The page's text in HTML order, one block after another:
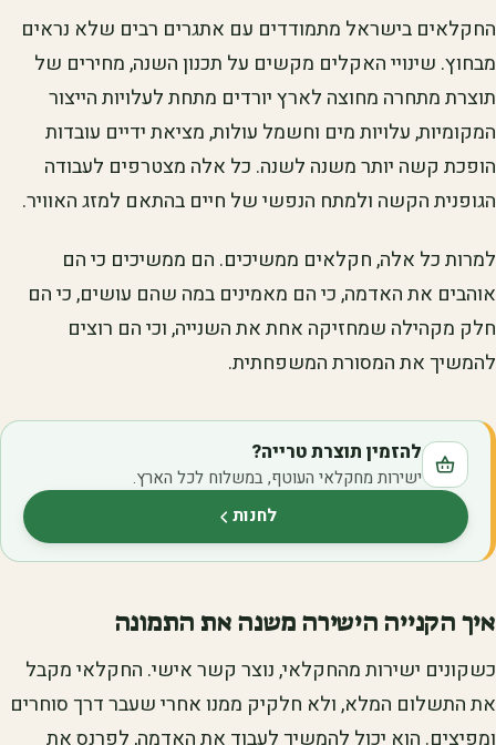
החקלאים בישראל מתמודדים עם אתגרים רבים שלא נראים
מבחוץ. שינויי האקלים מקשים על תכנון השנה, מחירים של
תוצרת מתחרה מחוצה לארץ יורדים מתחת לעלויות הייצור
המקומיות, עלויות מים וחשמל עולות, מציאת ידיים עובדות
הופכת קשה יותר משנה לשנה. כל אלה מצטרפים לעבודה
הגופנית הקשה ולמתח הנפשי של חיים בהתאם למזג האוויר.
למרות כל אלה, חקלאים ממשיכים. הם ממשיכים כי הם
אוהבים את האדמה, כי הם מאמינים במה שהם עושים, כי הם
חלק מקהילה שמחזיקה אחת את השנייה, וכי הם רוצים
להמשיך את המסורת המשפחתית.
להזמין תוצרת טרייה?
ישירות מחקלאי העוטף, במשלוח לכל הארץ.
לחנות(נפתח בלשונית חדשה)
איך הקנייה הישירה משנה את התמונה
כשקונים ישירות מהחקלאי, נוצר קשר אישי. החקלאי מקבל
את התשלום המלא, ולא חלקיק ממנו אחרי שעבר דרך סוחרים
ומפיצים. הוא יכול להמשיך לעבוד את האדמה, לפרנס את